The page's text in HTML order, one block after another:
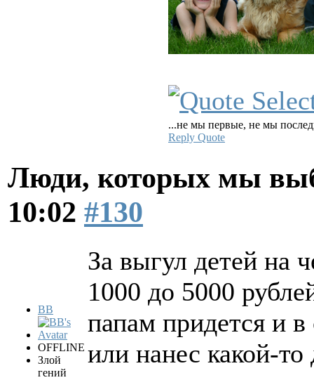
...не мы первые, не мы
Reply Quote
Люди, которых мы
10:02 #130
BB
OFFLINE
Злой
гений
За выгул детей на
1000 до 5000
папам придется и в
или нанес какой-